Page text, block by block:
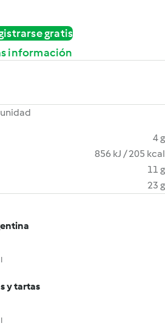
gratis
información
4 g
856 kJ / 205 kcal
11 g
23 g
y tartas